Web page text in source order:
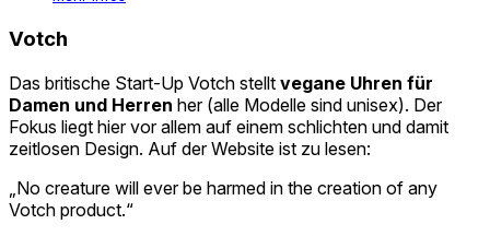
Votch
Das britische Start-Up Votch stellt vegane Uhren für
Damen und Herren her (alle Modelle sind unisex). Der
Fokus liegt hier vor allem auf einem schlichten und damit
zeitlosen Design. Auf der Website ist zu lesen:
„No creature will ever be harmed in the creation of any
Votch product.“